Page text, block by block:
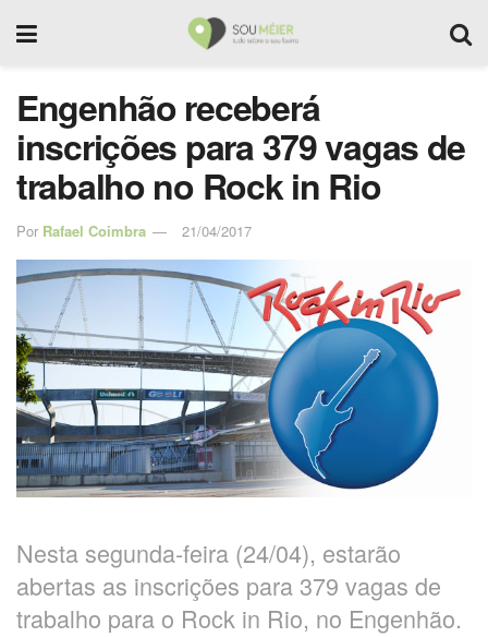
Engenhão receberá
inscrições para 379 vagas de
trabalho no Rock in Rio
Por Rafael Coimbra 21/04/2017
Nesta segunda-feira (24/04), estarão
abertas as inscrições para 379 vagas de
trabalho para o Rock in Rio, no Engenhão.